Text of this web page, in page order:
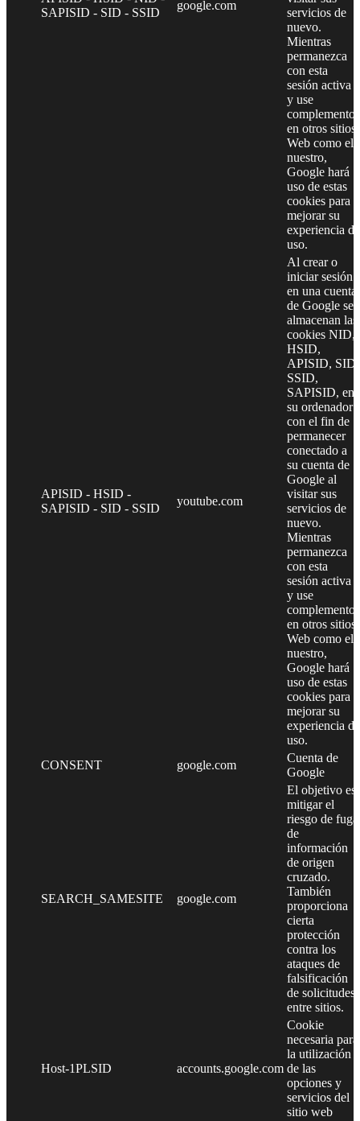
SAPISID - SID - SSID
google.com
servicios de
nuevo.
Mientras
permanezca
con esta
sesión activa
y use
complementos
en otros sitios
Web como el
nuestro,
Google hará
uso de estas
cookies para
mejorar su
experiencia de
uso.
APISID - HSID -
SAPISID - SID - SSID
youtube.com
Al crear o
iniciar sesión
en una cuenta
de Google se
almacenan las
cookies NID,
HSID,
APISID, SID,
SSID,
SAPISID, en
su ordenador
con el fin de
permanecer
conectado a
su cuenta de
Google al
visitar sus
servicios de
nuevo.
Mientras
permanezca
con esta
sesión activa
y use
complementos
en otros sitios
Web como el
nuestro,
Google hará
uso de estas
cookies para
mejorar su
experiencia de
uso.
CONSENT
google.com
Cuenta de
Google
SEARCH_SAMESITE google.com
El objetivo es
mitigar el
riesgo de fuga
de
información
de origen
cruzado.
También
proporciona
cierta
protección
contra los
ataques de
falsificación
de solicitudes
entre sitios.
Host-1PLSID accounts.google.com
Cookie
necesaria para
la utilización
de las
opciones y
servicios del
sitio web